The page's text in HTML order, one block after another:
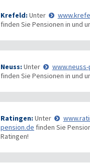
Krefeld: Unter
finden Sie Pensionen in und
Neuss: Unter
finden Sie Pensionen in und
Ratingen: Unter
pension.de finden Sie
Ratingen!